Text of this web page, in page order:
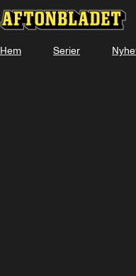
Hem Serier